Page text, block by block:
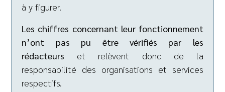
à y figurer.
Les chiffres concernant leur fonctionnement
n’ont pas pu être vérifiés par les
rédacteurs et relèvent donc de la
responsabilité des organisations et services
respectifs.